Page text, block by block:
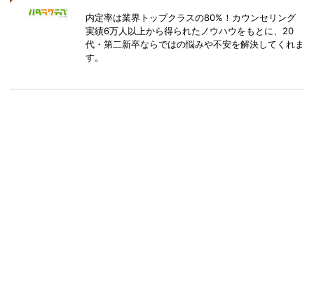
内定率は業界トップクラスの80%！カウンセリング
実績6万人以上から得られたノウハウをもとに、20
代・第二新卒ならではの悩みや不安を解決してくれま
す。